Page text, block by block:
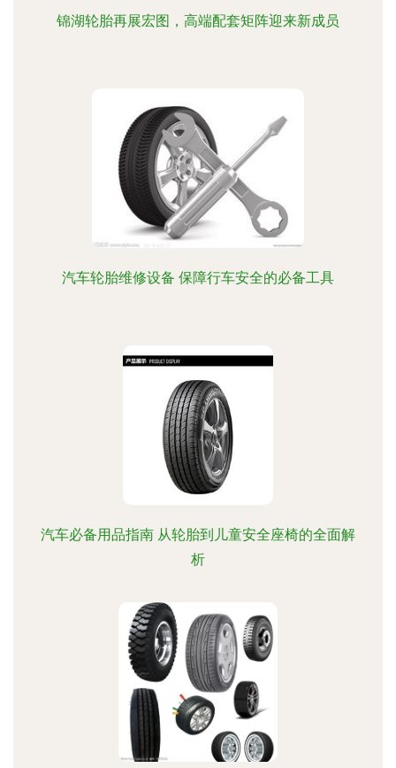
锦湖轮胎再展宏图，高端配套矩阵迎来新成员
汽车轮胎维修设备 保障行车安全的必备工具
汽车必备用品指南 从轮胎到儿童安全座椅的全面解
析